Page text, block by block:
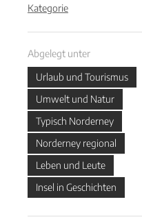
Kategorie
Abgelegt unter
Urlaub und Tourismus
Umwelt und Natur
Typisch Norderney
Norderney regional
Leben und Leute
Insel in Geschichten